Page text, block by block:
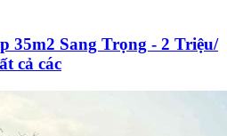
35m2 Sang Trọng - 2 Triệu/
cả các